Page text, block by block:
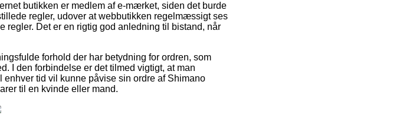
butikken er medlem af e-mærket, siden det burde
regler, udover at webbutikken regelmæssigt ses
Det er en rigtig god anledning til bistand, når
forhold der har betydning for ordren, som
I den forbindelse er det tilmed vigtigt, at man
tid vil kunne påvise sin ordre af Shimano
til en kvinde eller mand.